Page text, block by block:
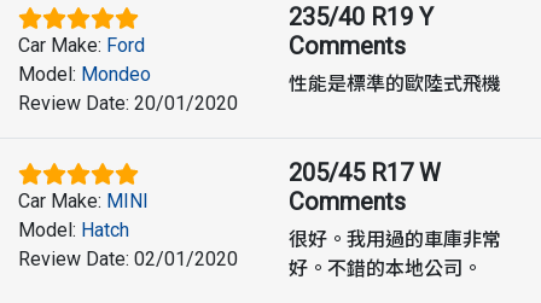
Car Make: Ford
Model: Mondeo
Review Date: 20/01/2020
235/40 R19 Y
Comments
性能是標準的歐陸式飛機
Car Make: MINI
Model: Hatch
Review Date: 02/01/2020
205/45 R17 W
Comments
很好。我用過的車庫非常
好。不錯的本地公司。